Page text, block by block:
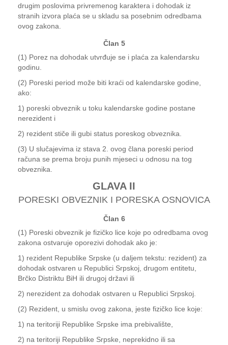
drugim poslovima privremenog karaktera i dohodak iz
stranih izvora plaća se u skladu sa posebnim odredbama
ovog zakona.
Član 5
(1) Porez na dohodak utvrđuje se i plaća za kalendarsku
godinu.
(2) Poreski period može biti kraći od kalendarske godine,
ako:
1) poreski obveznik u toku kalendarske godine postane
nerezident i
2) rezident stiče ili gubi status poreskog obveznika.
(3) U slučajevima iz stava 2. ovog člana poreski period
računa se prema broju punih mjeseci u odnosu na tog
obveznika.
GLAVA II
PORESKI OBVEZNIK I PORESKA OSNOVICA
Član 6
(1) Poreski obveznik je fizičko lice koje po odredbama ovog
zakona ostvaruje oporezivi dohodak ako je:
1) rezident Republike Srpske (u daljem tekstu: rezident) za
dohodak ostvaren u Republici Srpskoj, drugom entitetu,
Brčko Distriktu BiH ili drugoj državi ili
2) nerezident za dohodak ostvaren u Republici Srpskoj.
(2) Rezident, u smislu ovog zakona, jeste fizičko lice koje:
1) na teritoriji Republike Srpske ima prebivalište,
2) na teritoriji Republike Srpske, neprekidno ili sa